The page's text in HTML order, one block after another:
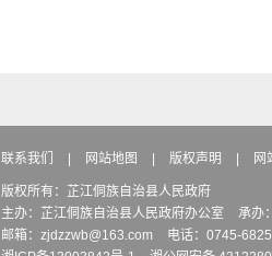
联系我们 网站地图 版权声明 网
版权所有：芷江侗族自治县人民政府
主办：芷江侗族自治县人民政府办公室
承办
邮箱：zjdzzwb@163.com
电话：0745-